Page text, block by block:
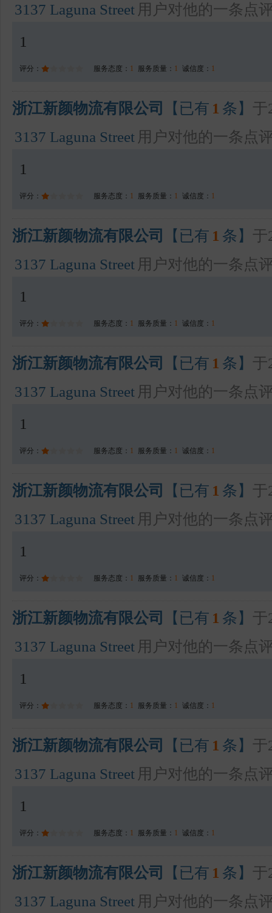
3137 Laguna Street 用户对他的一条点
1
评分： 服务态度： 1 服务质量： 1 诚信度： 1
浙江新颜物流有限公司 【已有 1 条】 于
3137 Laguna Street 用户对他的一条点
1
评分： 服务态度： 1 服务质量： 1 诚信度： 1
浙江新颜物流有限公司 【已有 1 条】 于
3137 Laguna Street 用户对他的一条点
1
评分： 服务态度： 1 服务质量： 1 诚信度： 1
浙江新颜物流有限公司 【已有 1 条】 于
3137 Laguna Street 用户对他的一条点
1
评分： 服务态度： 1 服务质量： 1 诚信度： 1
浙江新颜物流有限公司 【已有 1 条】 于
3137 Laguna Street 用户对他的一条点
1
评分： 服务态度： 1 服务质量： 1 诚信度： 1
浙江新颜物流有限公司 【已有 1 条】 于
3137 Laguna Street 用户对他的一条点
1
评分： 服务态度： 1 服务质量： 1 诚信度： 1
浙江新颜物流有限公司 【已有 1 条】 于
3137 Laguna Street 用户对他的一条点
1
评分： 服务态度： 1 服务质量： 1 诚信度： 1
浙江新颜物流有限公司 【已有 1 条】 于
3137 Laguna Street 用户对他的一条点